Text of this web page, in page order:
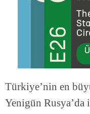
Türkiye’nin en
Yenigün Rusya’da